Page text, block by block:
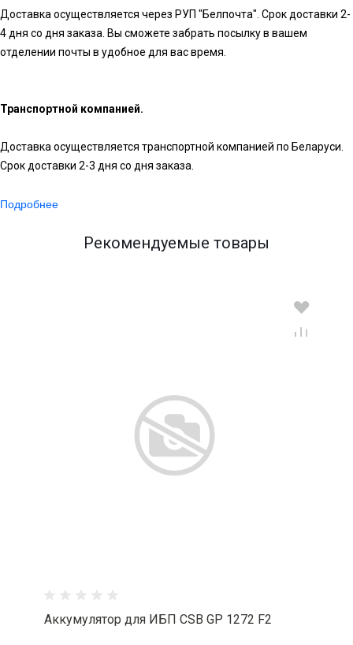
Доставка осуществляется через РУП "Белпочта". Срок доставки 2-
4 дня со дня заказа. Вы сможете забрать посылку в вашем
отделении почты в удобное для вас время.
Транспортной компанией.
Доставка осуществляется транспортной компанией по Беларуси.
Срок доставки 2-3 дня со дня заказа.
Подробнее
Рекомендуемые товары
Аккумулятор для ИБП CSB GP 1272 F2